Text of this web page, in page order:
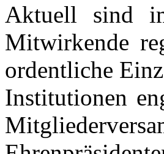
Aktuell sind
Mitwirkende
ordentliche
Institutionen